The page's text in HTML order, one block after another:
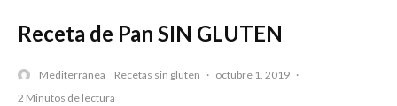
Receta de Pan SIN GLUTEN
Mediterránea Recetas sin gluten · octubre 1, 2019 ·
2 Minutos de lectura